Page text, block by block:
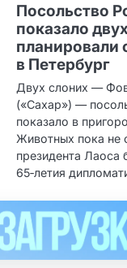
Посольство
показало
планировали
в Петербург
Двух слоних —
(«Сахар») —
показало в
Животных пока не
президентa Лаоса
65‑летия